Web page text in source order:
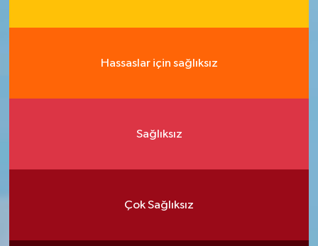
Hassaslar için sağlıksız
Sağlıksız
Çok Sağlıksız